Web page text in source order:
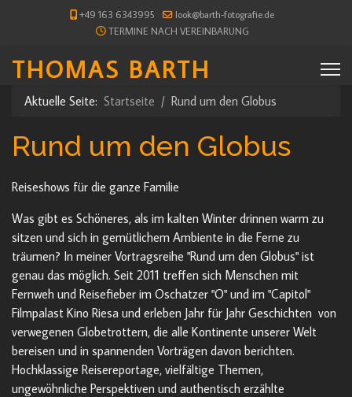
+49 163 6343995
look@barth-fotografie.de
TERMINE NACH VEREINBARUNG
THOMAS BARTH
Aktuelle Seite: Startseite Rund um den Globus
Rund um den Globus
Reiseshows für die ganze Familie
Was gibt es Schöneres, als im kalten Winter drinnen warm zu
sitzen und sich in gemütlichem Ambiente in die Ferne zu
träumen? In meiner Vortragsreihe "Rund um den Globus" ist
genau das möglich. Seit 2011 treffen sich Menschen mit
Fernweh und Reisefieber im Oschatzer "O" und im "Capitol"
Filmpalast Kino Riesa und erleben Jahr für Jahr Geschichten von
verwegenen Globetrottern, die alle Kontinente unserer Welt
bereisen und in spannenden Vorträgen davon berichten.
Hochklassige Reisereportage, vielfältige Themen,
ungewöhnliche Perspektiven und authentisch erzählte